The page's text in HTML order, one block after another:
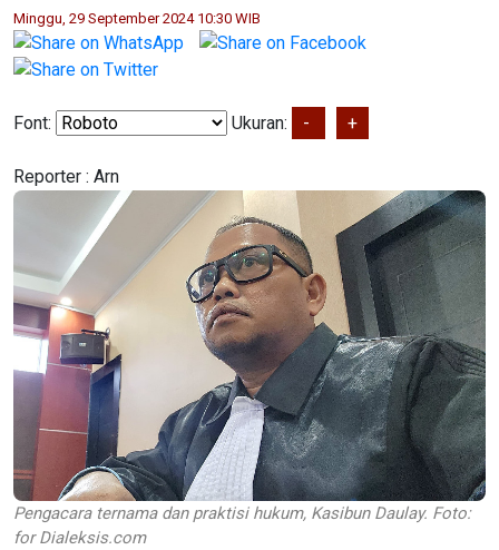
Minggu, 29 September 2024 10:30 WIB
Font: Ukuran: - +
Reporter : Arn
Pengacara ternama dan praktisi hukum, Kasibun Daulay. Foto:
for Dialeksis.com